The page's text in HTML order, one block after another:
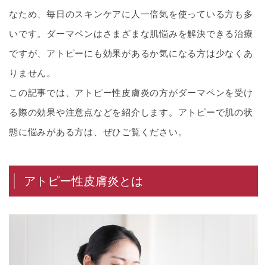
なため、毎日のスキンケアに人一倍気を使っている方も多
いです。ダーマペンはさまざまな肌悩みを解決できる治療
ですが、アトピーにも効果があるか気になる方は少なくあ
りません。
この記事では、アトピー性皮膚炎の方がダーマペンを受け
る際の効果や注意点などを紹介します。アトピーで肌の状
態に悩みがある方は、ぜひご覧ください。
アトピー性皮膚炎とは